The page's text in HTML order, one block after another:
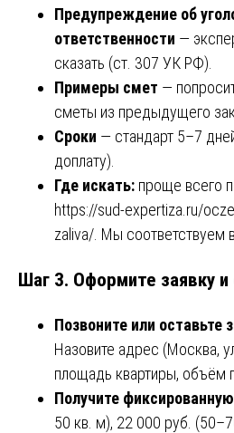
Предупреждение об
ответственности —
сказать (ст. 307 УК РФ).
Примеры смет —
сметы из предыдущего
Сроки — стандарт 5–7
доплату).
Где искать: проще всего
https://sud-expertiza.ru/
zaliva/ . Мы соответствуем
Шаг 3. Оформите заявку
Позвоните или оставьте
Назовите адрес (Москва,
площадь квартиры, объём
Получите
50 кв. м), 22 000 руб.